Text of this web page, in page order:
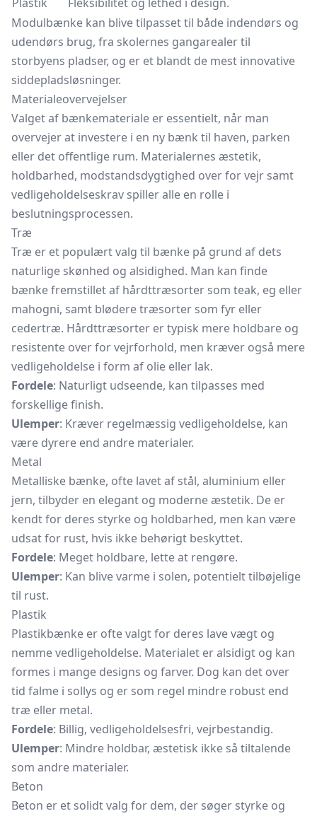
Modulbænke kan blive tilpasset til både indendørs og
udendørs brug, fra skolernes gangarealer til
storbyens pladser, og er et blandt de mest innovative
siddepladsløsninger.
Materialeovervejelser
Valget af bænkemateriale er essentielt, når man
overvejer at investere i en ny bænk til haven, parken
eller det offentlige rum. Materialernes æstetik,
holdbarhed, modstandsdygtighed over for vejr samt
vedligeholdelseskrav spiller alle en rolle i
beslutningsprocessen.
Træ
Træ er et populært valg til bænke på grund af dets
naturlige skønhed og alsidighed. Man kan finde
bænke fremstillet af hårdttræsorter som teak, eg eller
mahogni, samt blødere træsorter som fyr eller
cedertræ. Hårdttræsorter er typisk mere holdbare og
resistente over for vejrforhold, men kræver også mere
vedligeholdelse i form af olie eller lak.
Fordele: Naturligt udseende, kan tilpasses med
forskellige finish.
Ulemper: Kræver regelmæssig vedligeholdelse, kan
være dyrere end andre materialer.
Metal
Metalliske bænke, ofte lavet af stål, aluminium eller
jern, tilbyder en elegant og moderne æstetik. De er
kendt for deres styrke og holdbarhed, men kan være
udsat for rust, hvis ikke behørigt beskyttet.
Fordele: Meget holdbare, lette at rengøre.
Ulemper: Kan blive varme i solen, potentielt tilbøjelige
til rust.
Plastik
Plastikbænke er ofte valgt for deres lave vægt og
nemme vedligeholdelse. Materialet er alsidigt og kan
formes i mange designs og farver. Dog kan det over
tid falme i sollys og er som regel mindre robust end
træ eller metal.
Fordele: Billig, vedligeholdelsesfri, vejrbestandig.
Ulemper: Mindre holdbar, æstetisk ikke så tiltalende
som andre materialer.
Beton
Beton er et solidt valg for dem, der søger styrke og